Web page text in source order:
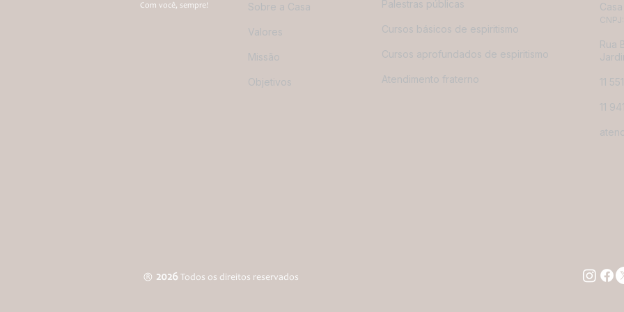
Com você, sempre! Sobre a Casa
Valores
Missão
Objetivos
Palestras públicas
Cursos básicos de espiritismo
Cursos aprofundados de espiritismo
Atendimento fraterno
Rua
11
11
® 2026 Todos os direitos reservados